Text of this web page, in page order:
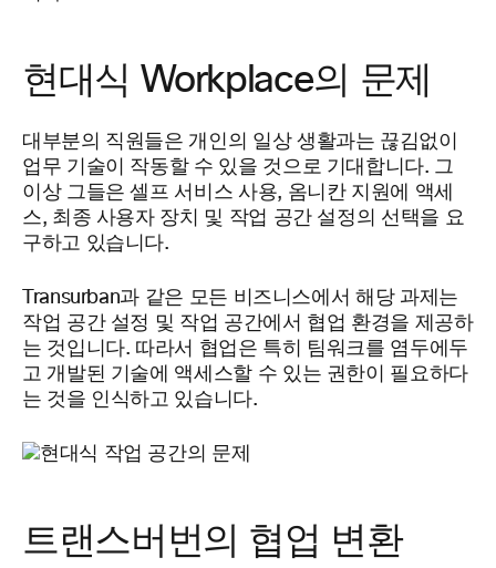
현대식 Workplace의 문제
대부분의 직원들은 개인의 일상 생활과는 끊김없이
업무 기술이 작동할 수 있을 것으로 기대합니다. 그
이상 그들은 셀프 서비스 사용, 옴니칸 지원에 액세
스, 최종 사용자 장치 및 작업 공간 설정의 선택을 요
구하고 있습니다.
Transurban과 같은 모든 비즈니스에서 해당 과제는
작업 공간 설정 및 작업 공간에서 협업 환경을 제공하
는 것입니다. 따라서 협업은 특히 팀워크를 염두에두
고 개발된 기술에 액세스할 수 있는 권한이 필요하다
는 것을 인식하고 있습니다.
트랜스버번의 협업 변환